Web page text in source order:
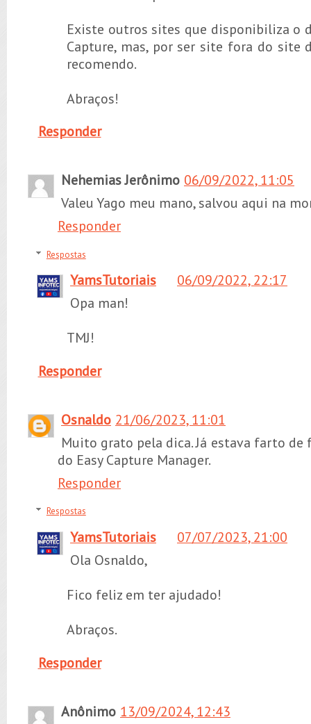
Existe outros sites que disponibiliza o
Capture, mas, por ser site fora do site
recomendo.
Abraços!
Responder
Nehemias Jerônimo 06/09/2022, 11:05
Valeu Yago meu mano, salvou aqui na
Responder
Respostas
YamsTutoriais
06/09/2022, 22:17
Opa man!
TMJ!
Responder
Osnaldo 21/06/2023, 11:01
Muito grato pela dica. Já estava farto de
do Easy Capture Manager.
Responder
Respostas
YamsTutoriais
07/07/2023, 21:00
Ola Osnaldo,
Fico feliz em ter ajudado!
Abraços.
Responder
Anônimo 13/09/2024, 12:43